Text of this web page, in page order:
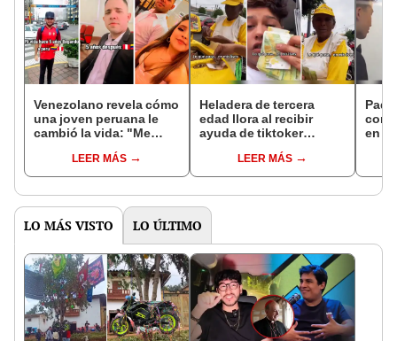
Venezolano revela cómo
una joven peruana le
cambió la vida: "Me
LEER MÁS
Heladera de tercera
edad llora al recibir
ayuda de tiktoker
ángel"LEER MÁS
en
LO MÁS VISTO LO ÚLTIMO